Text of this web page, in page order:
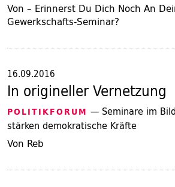
Von – Erinnerst Du Dich Noch An
Gewerkschafts-Seminar?
16.09.2016
In origineller Vernetzung
POLITIKFORUM — Seminare im
stärken demokratische Kräfte
Von Reb